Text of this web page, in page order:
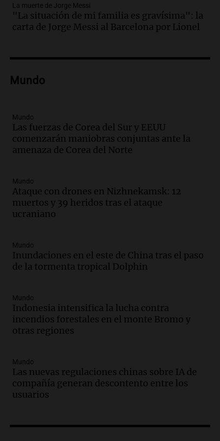
Audio.Bomberos asisten a senderista
con fractura de tobillo en refugio Doña
Rosa
Episodios
investigación internacional sobre asma
Episodios
Audio.Suspenden descuento en SUBE y
aumentan tarifas del SUBTE en Buenos
Aires desde agosto
Audio.Kicillof critica la desregulación
financiera y el aumento de la morosidad
en Buenos Aires
Audio.
Corte Suprema tras fallo que aparta a
Pagani como rector
Audio. El cardenal Ángel Rossi advirtió
que la justicia social viene siendo
“despreciada y burlada”
Audio.
La Bulaya se prepara para el cierre
de su gran muestra anual con la
participación de miles de visitantes
Panorama Federal
Audio.El Senado de Santa Fe aprueba
La muerte de Jorge Messi
"La situación de mi familia es gravísima": la
carta de Jorge Messi al Barcelona por Lionel
Mundo
Mundo
Las fuerzas de Corea del Sur y EEUU
comenzarán maniobras conjuntas ante la
amenaza de Corea del Norte
Mundo
Ataque con drones en Nizhnekamsk: 12
muertos y 39 heridos tras el ataque
ucraniano
Mundo
Inundaciones en el este de China tras el paso
de la tormenta tropical Dolphin
Mundo
Indonesia intensifica la lucha contra
incendios forestales en el monte Bromo y
otras regiones
Mundo
Las nuevas regulaciones chinas sobre IA de
compañía generan descontento entre los
usuarios